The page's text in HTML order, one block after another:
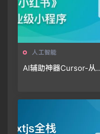
人工智能
AI辅助神器Cursor-从0